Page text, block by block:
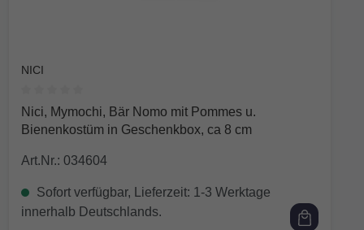
NICI
Durchschnittliche Bewertung von 0 von 5 Sternen
Nici, Mymochi, Bär Nomo mit Pommes u.
Bienenkostüm in Geschenkbox, ca 8 cm
Art.Nr.: 034604
Sofort verfügbar, Lieferzeit: 1-3 Werktage
innerhalb Deutschlands.